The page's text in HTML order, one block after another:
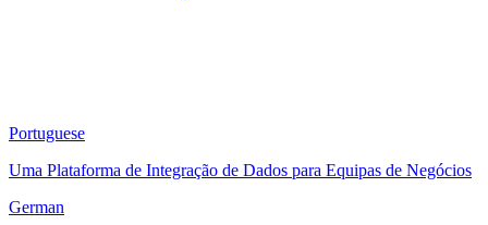
Portuguese
Uma Plataforma de Integração de Dados para Equipas de Negócios
German